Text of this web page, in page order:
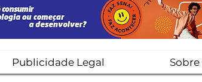
Publicidade Legal Sobre